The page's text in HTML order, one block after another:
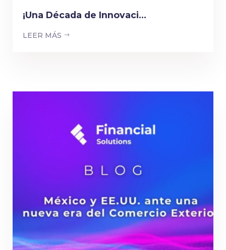
¡Una Década de Innovaci...
LEER MÁS